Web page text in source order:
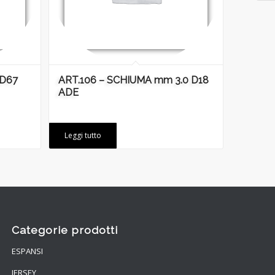
ART.106 – SCHIUMA mm 3.0 D18
ADE
Leggi tutto
Categorie prodotti
ESPANSI